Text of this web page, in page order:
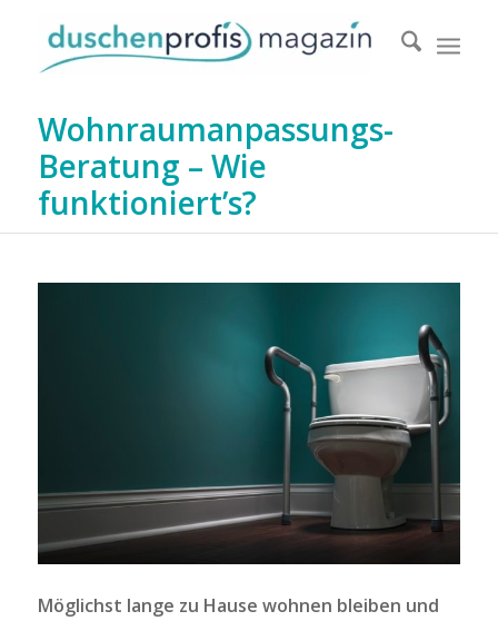
Wohnraumanpassungs-
Beratung – Wie
funktioniert’s?
Möglichst lange zu Hause wohnen bleiben und